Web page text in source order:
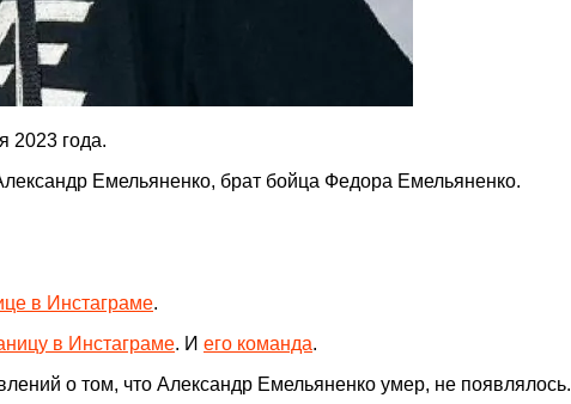
2023 года.
Емельяненко, брат бойца Федора Емельяненко.
в Инстаграме.
в Инстаграме. И его команда.
о том, что Александр Емельяненко умер, не появлялось.